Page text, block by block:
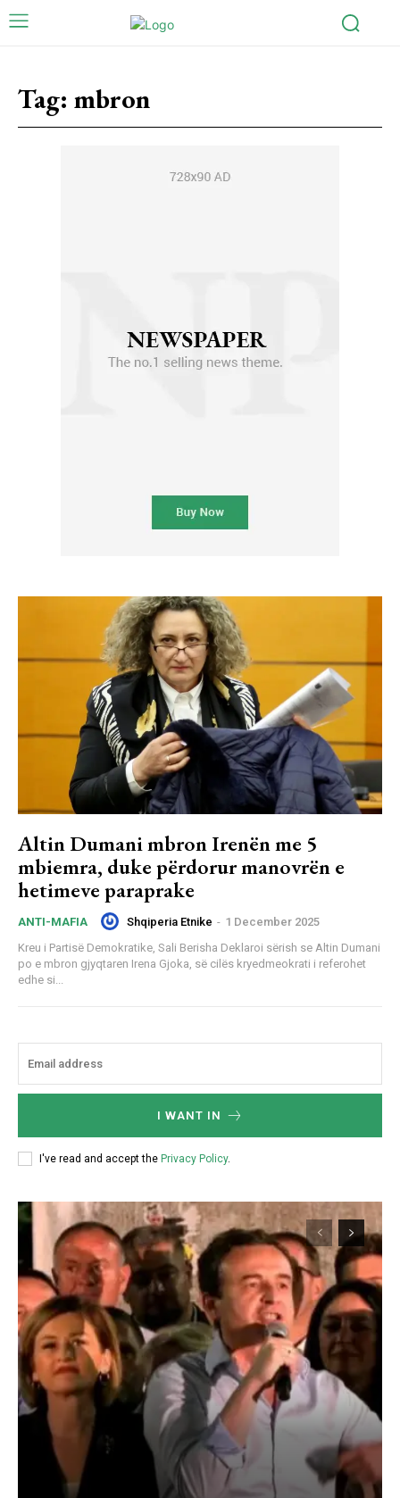
Tag: mbron
Altin Dumani mbron Irenën me 5
mbiemra, duke përdorur manovrën e
hetimeve paraprake
ANTI-MAFIA Shqiperia Etnike - 1 December 2025
Kreu i Partisë Demokratike, Sali Berisha Deklaroi sërish se Altin Dumani
po e mbron gjyqtaren Irena Gjoka, së cilës kryedmeokrati i referohet
edhe si...
I WANT IN
I've read and accept the Privacy Policy.